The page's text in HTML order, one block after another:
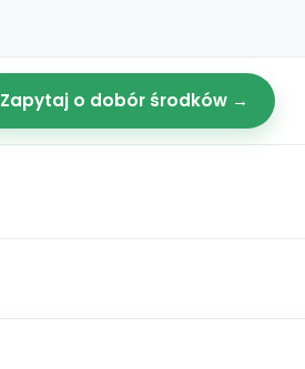
Zapytaj o dobór środków →